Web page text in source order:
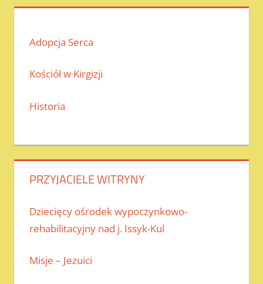
Adopcja Serca
Kościół w Kirgizji
Historia
PRZYJACIELE WITRYNY
Dziecięcy ośrodek wypoczynkowo-
rehabilitacyjny nad j. Issyk-Kul
Misje – Jezuici